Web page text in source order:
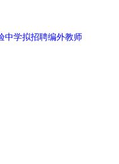
中学拟招聘编外教师